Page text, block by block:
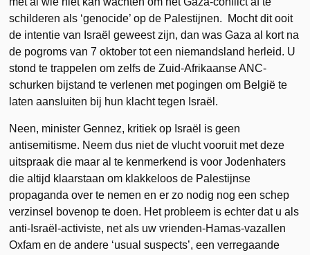
schilderen als ‘genocide’ op de Palestijnen. Mocht dit ooit
de intentie van Israël geweest zijn, dan was Gaza al kort na
de pogroms van 7 oktober tot een niemandsland herleid. U
stond te trappelen om zelfs de Zuid-Afrikaanse ANC-
schurken bijstand te verlenen met pogingen om België te
laten aansluiten bij hun klacht tegen Israël.
Neen, minister Gennez, kritiek op Israël is geen
antisemitisme. Neem dus niet de vlucht vooruit met deze
uitspraak die maar al te kenmerkend is voor Jodenhaters
die altijd klaarstaan om klakkeloos de Palestijnse
propaganda over te nemen en er zo nodig nog een schep
verzinsel bovenop te doen. Het probleem is echter dat u als
anti-Israël-activiste, net als uw vrienden-Hamas-vazallen
Oxfam en de andere ‘usual suspects’, een verregaande